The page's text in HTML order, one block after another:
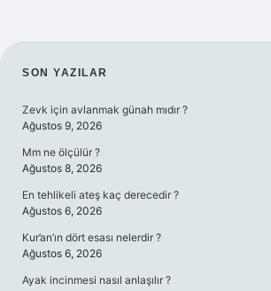
SIDEBAR
SON YAZILAR
Zevk için avlanmak günah mıdır ?
Ağustos 9, 2026
Mm ne ölçülür ?
Ağustos 8, 2026
En tehlikeli ateş kaç derecedir ?
Ağustos 6, 2026
Kur’an’ın dört esası nelerdir ?
Ağustos 6, 2026
Ayak incinmesi nasıl anlaşılır ?